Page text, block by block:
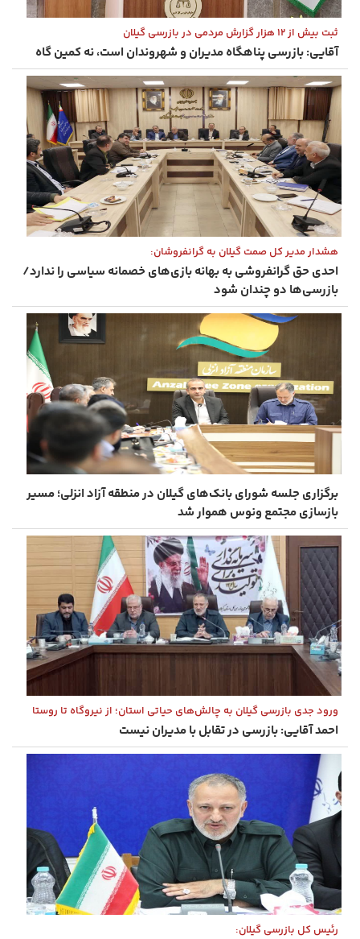
ثبت بیش از ۱۲ هزار گزارش مردمی در بازرسی گیلان
آقایی: بازرسی پناهگاه مدیران و شهروندان است، نه کمین‌ گاه
هشدار مدیر کل صمت گیلان به گرانفروشان:
احدی حق گرانفروشی به بهانه بازی‌های خصمانه سیاسی را ندارد/
بازرسی‌ها دو چندان شود
برگزاری جلسه شورای بانک‌های گیلان در منطقه آزاد انزلی؛ مسیر
بازسازی مجتمع ونوس هموار شد
ورود جدی بازرسی گیلان به چالش‌های حیاتی استان؛ از نیروگاه تا روستا
احمد آقایی: بازرسی در تقابل با مدیران نیست
رئیس کل بازرسی گیلان: